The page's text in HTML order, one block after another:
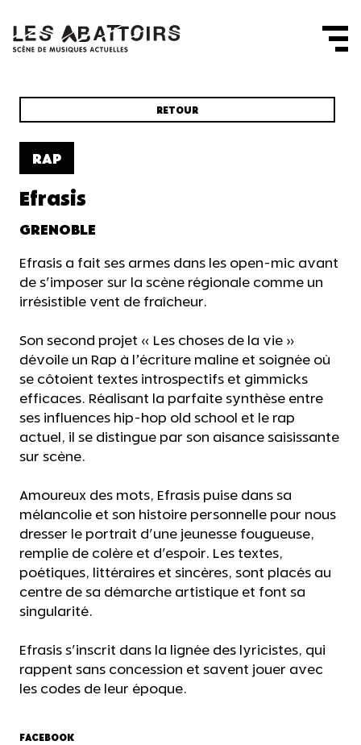
RETOUR
RAP
Efrasis
GRENOBLE
Efrasis a fait ses armes dans les open-mic avant
de s'imposer sur la scène régionale comme un
irrésistible vent de fraîcheur.
Son second projet « Les choses de la vie »
dévoile un Rap à l’écriture maline et soignée où
se côtoient textes introspectifs et gimmicks
efficaces. Réalisant la parfaite synthèse entre
ses influences hip-hop old school et le rap
actuel, il se distingue par son aisance saisissante
sur scène.
Amoureux des mots, Efrasis puise dans sa
mélancolie et son histoire personnelle pour nous
dresser le portrait d'une jeunesse fougueuse,
remplie de colère et d'espoir. Les textes,
poétiques, littéraires et sincères, sont placés au
centre de sa démarche artistique et font sa
singularité.
Efrasis s'inscrit dans la lignée des lyricistes, qui
rappent sans concession et savent jouer avec
les codes de leur époque.
FACEBOOK